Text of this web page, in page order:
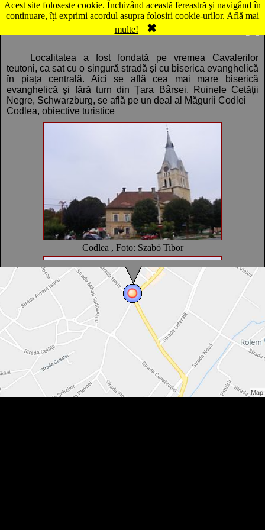
Acest site foloseste cookie. Închizând această fereastră şi navigând în
continuare, îți exprimi acordul asupra folosiri cookie-urilor. Află mai
multe!
✖
Hartă Codlea
Localitatea a fost fondată pe vremea Cavalerilor
teutoni, ca sat cu o singură stradă și cu biserica evanghelică
în piața centrală. Aici se află cea mai mare biserică
evanghelică și fără turn din Țara Bârsei. Ruinele Cetății
Negre, Schwarzburg, se află pe un deal al Măgurii Codlei
Codlea, obiective turistice
Codlea , Foto: Szabó Tibor
Codlea , Foto: Szabó Tibor
Comentarii